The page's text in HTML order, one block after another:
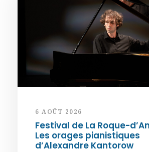
6 AOÛT 2026
Festival de La Roque-
Les orages pianistiques
d’Alexandre Kantorow